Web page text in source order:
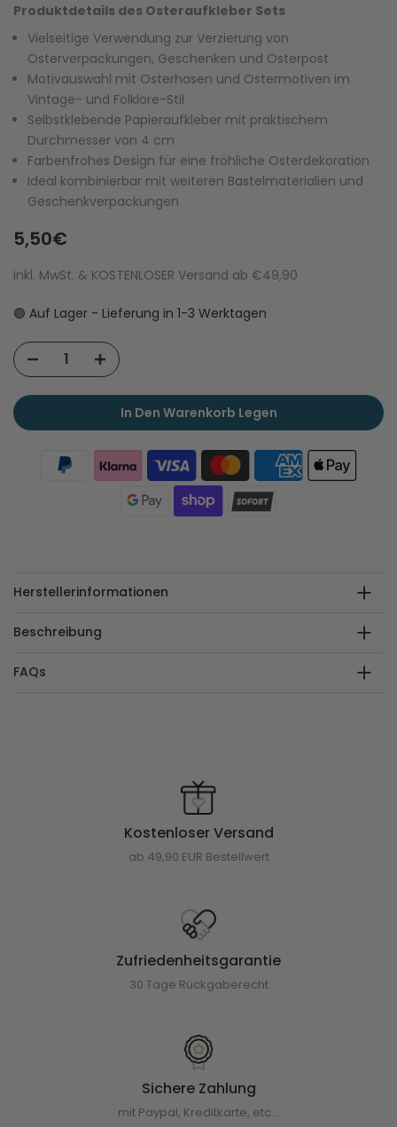
Produktdetails des Osteraufkleber Sets
Vielseitige Verwendung zur Verzierung von
Osterverpackungen, Geschenken und Osterpost
Motivauswahl mit Osterhasen und Ostermotiven im
Vintage- und Folklore-Stil
Selbstklebende Papieraufkleber mit praktischem
Durchmesser von 4 cm
Farbenfrohes Design für eine fröhliche Osterdekoration
Ideal kombinierbar mit weiteren Bastelmaterialien und
Geschenkverpackungen
5,50€
inkl. MwSt. & KOSTENLOSER Versand ab €49,90
🟢 Auf Lager - Lieferung in 1-3 Werktagen
In Den Warenkorb Legen
Herstellerinformationen
Beschreibung
FAQs
Kostenloser Versand
ab 49,90 EUR Bestellwert
Zufriedenheitsgarantie
30 Tage Rückgaberecht
Sichere Zahlung
mit Paypal, Kreditkarte, etc...